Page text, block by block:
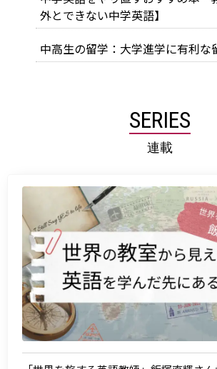
外とできない中学英語】
中高生の留学：大学進学に有利な
SERIES
連載